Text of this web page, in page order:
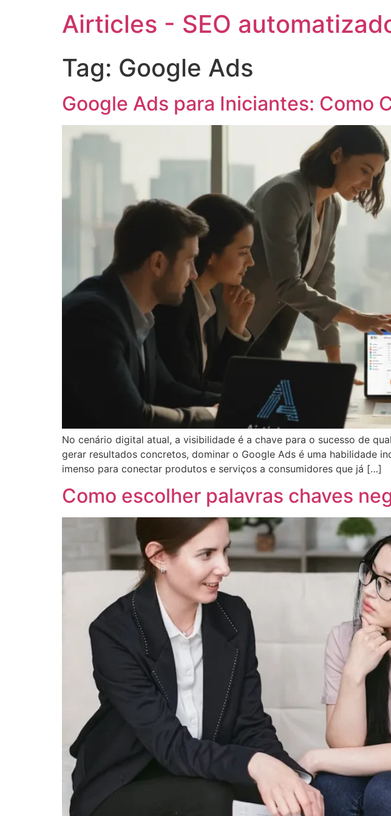
Airticles - SEO
Tag: Google Ads
Google Ads para Iniciantes: Como
No cenário digital atual, a visibilidade é a chave para o sucesso de
gerar resultados concretos, dominar o Google Ads é uma habilidade
imenso para conectar produtos e serviços a consumidores que já […]
Como escolher palavras chaves